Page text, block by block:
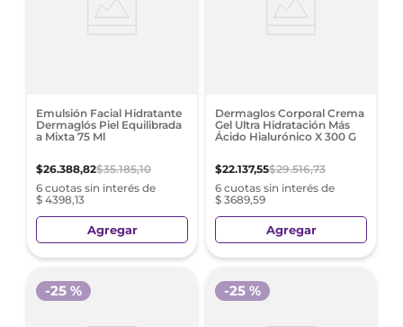
Emulsión Facial Hidratante
Dermaglós Piel Equilibrada
a Mixta 75 Ml
$26.388,82$35.185,10
6 cuotas sin interés de
$ 4398,13
Agregar
Dermaglos Corporal Crema
Gel Ultra Hidratación Más
Ácido Hialurónico X 300 G
$22.137,55$29.516,73
6 cuotas sin interés de
$ 3689,59
Agregar
-25 % -25 %